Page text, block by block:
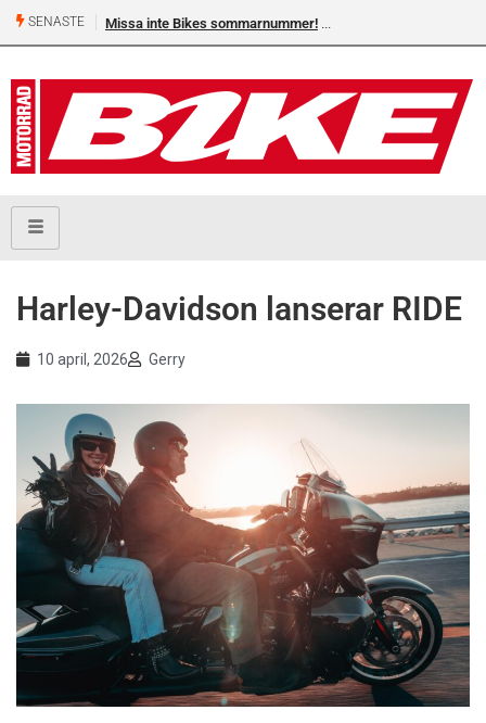
SENASTE Missa inte Bikes sommarnummer!
Harley-Davidson lanserar RIDE
10 april, 2026 Gerry